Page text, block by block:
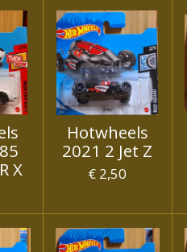
X
Hotwheels
2021 2 Jet Z
€ 2,50